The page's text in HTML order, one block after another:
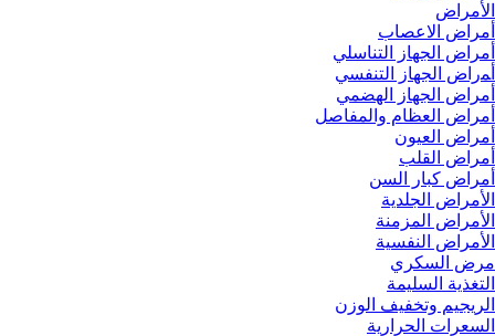
الأمراض
أمراض الاعصاب
أمراض الجهاز التناسلي
أﻤراض اﻟﺠﻬﺎز اﻟﺘﻨﻔﺴﻲ
أمراض الجهاز الهضمي
أمراض العظام والمفاصل
أمراض العيون
أمراض القلب
أمراض كبار السن
الأمراض الجلدية
الأمراض المزمنة
الأمراض النفسية
مرض السكري
التغذية السليمة
الريجيم وتخفيف الوزن
السعرات الحرارية